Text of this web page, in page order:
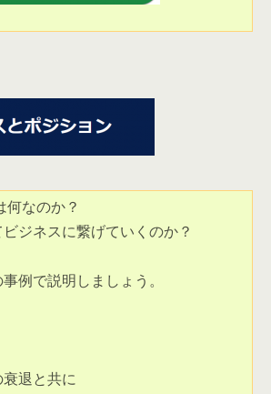
何なのか？
ジネスに繋げていくのか？
例で説明しましょう。
退と共に